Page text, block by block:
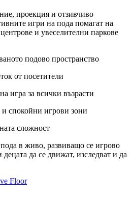
проекция и отзивчиво
игри на пода помагат на
и увеселителни паркове
подово пространство
от посетители
игра за всички възрасти
и спокойни игрови зони
сложност
в живо, развиващо се игрово
да се движат, изследват и да
Floor